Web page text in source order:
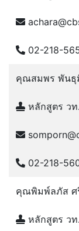
02-218-
คุณสมพร พันธุ
หลักสูตร ว
02-218-
คุณพิมพ์ลภัส ศ
หลักสูตร ว